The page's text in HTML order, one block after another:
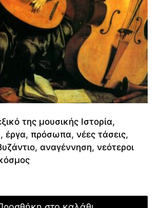
της μουσικής Ιστορία,
έργα, πρόσωπα, νέες τάσεις,
αναγέννηση, νεότεροι